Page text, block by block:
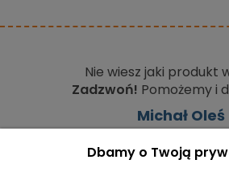
Nie wiesz jaki produkt
Zadzwoń! Pomożemy i
Michał Oleś
+48 880
Dbamy o Twoją